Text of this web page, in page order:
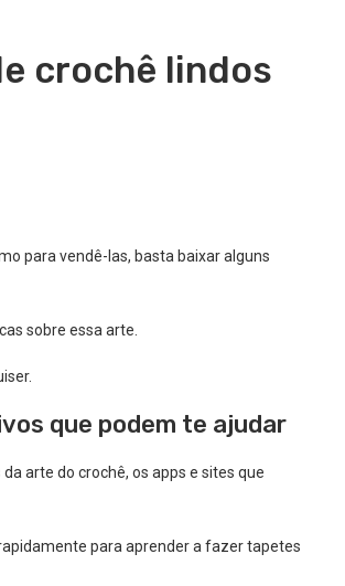
crochê lindos
para vendê-las, basta baixar alguns
sobre essa arte.
que podem te ajudar
arte do crochê, os apps e sites que
para aprender a fazer tapetes